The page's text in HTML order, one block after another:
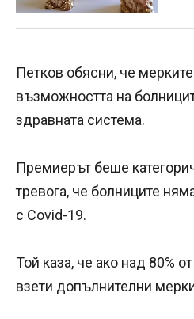
Петков обясни, че
възможността на
здравната система.
Премиерът беше
тревога, че болниците
с Covid-19.
Той каза, че ако над 80%
взети допълнителни